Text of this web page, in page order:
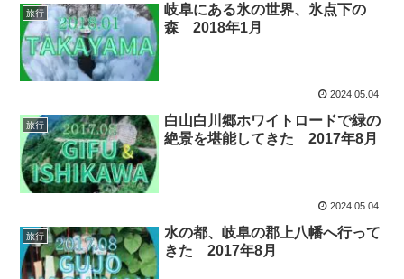
旅行
岐阜にある氷の世界、氷点下の
森 2018年1月
2024.05.04
旅行
白山白川郷ホワイトロードで緑の
絶景を堪能してきた 2017年8月
2024.05.04
旅行
水の都、岐阜の郡上八幡へ行って
きた 2017年8月